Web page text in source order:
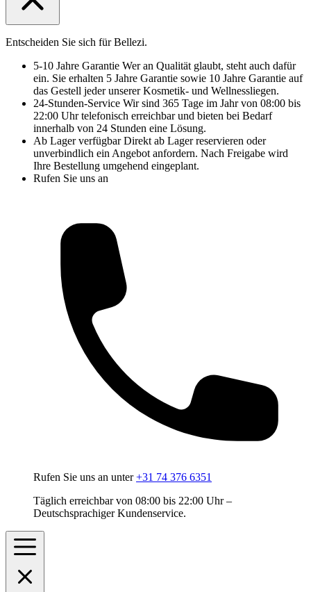
Entscheiden Sie sich für Bellezi.
5-10 Jahre Garantie Wer an Qualität glaubt, steht auch dafür
ein. Sie erhalten 5 Jahre Garantie sowie 10 Jahre Garantie auf
das Gestell jeder unserer Kosmetik- und Wellnessliegen.
24-Stunden-Service Wir sind 365 Tage im Jahr von 08:00 bis
22:00 Uhr telefonisch erreichbar und bieten bei Bedarf
innerhalb von 24 Stunden eine Lösung.
Ab Lager verfügbarDirekt ab Lager reservieren oder
unverbindlich ein Angebot anfordern. Nach Freigabe wird
Ihre Bestellung umgehend eingeplant.
Rufen Sie uns an
Rufen Sie uns an unter +31 74 376 6351
Täglich erreichbar von 08:00 bis 22:00 Uhr –
Deutschsprachiger Kundenservice.